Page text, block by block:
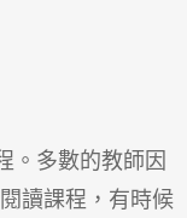
。多數的教師因
讀課程，有時候